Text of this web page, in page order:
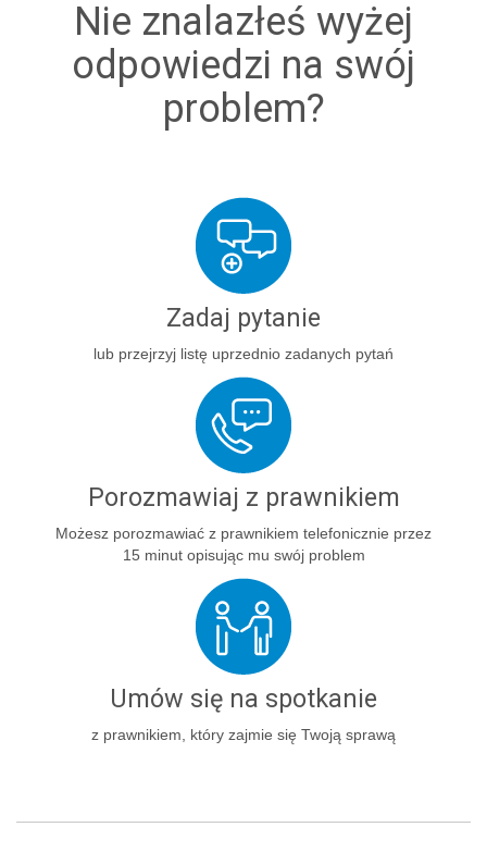
Nie znalazłeś wyżej
odpowiedzi na swój
problem?
Zadaj pytanie
lub przejrzyj listę uprzednio zadanych pytań
Porozmawiaj z prawnikiem
Możesz porozmawiać z prawnikiem telefonicznie przez
15 minut opisując mu swój problem
Umów się na spotkanie
z prawnikiem, który zajmie się Twoją sprawą